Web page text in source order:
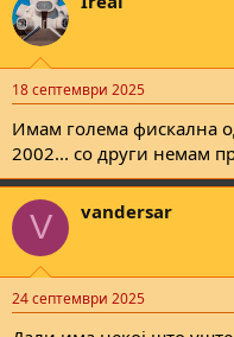
18 септември 2025
Имам голема фискална
2002... со други немам
V vandersar
24 септември 2025